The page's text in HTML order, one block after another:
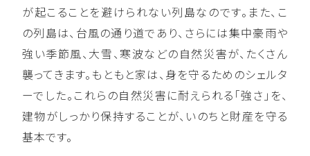
が起こることを避けられない列島なのです。また、こ
の列島は、台風の通り道であり、さらには集中豪雨や
強い季節風、大雪、寒波などの自然災害が、たくさん
襲ってきます。もともと家は、身を守るためのシェルタ
ーでした。これらの自然災害に耐えられる「強さ」を、
建物がしっかり保持することが、いのちと財産を守る
基本です。